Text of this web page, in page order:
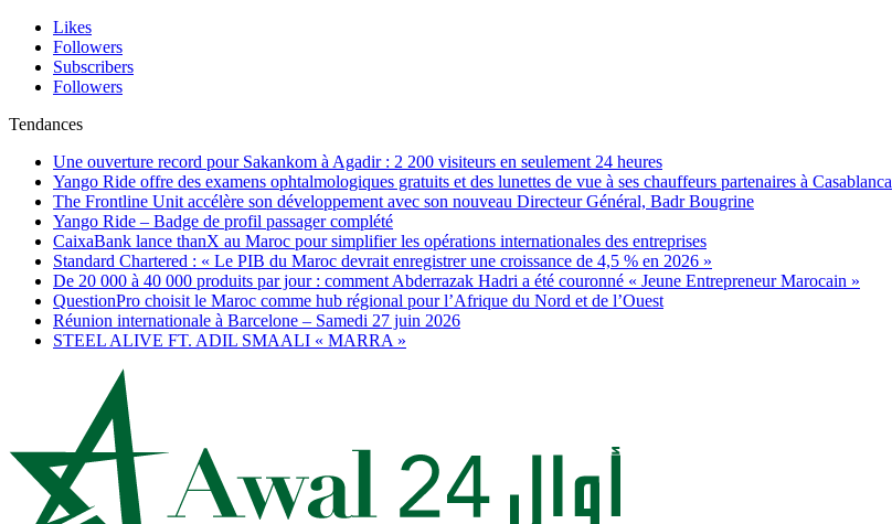
Likes
Followers
Subscribers
Followers
Tendances
Une ouverture record pour Sakankom à Agadir : 2 200 visiteurs en seulement 24 heures
Yango Ride offre des examens ophtalmologiques gratuits et des lunettes de vue à ses chauffeurs partenaires à Casablanca
The Frontline Unit accélère son développement avec son nouveau Directeur Général, Badr Bougrine
Yango Ride – Badge de profil passager complété
CaixaBank lance thanX au Maroc pour simplifier les opérations internationales des entreprises
Standard Chartered : « Le PIB du Maroc devrait enregistrer une croissance de 4,5 % en 2026 »
De 20 000 à 40 000 produits par jour : comment Abderrazak Hadri a été couronné « Jeune Entrepreneur Marocain »
QuestionPro choisit le Maroc comme hub régional pour l’Afrique du Nord et de l’Ouest
Réunion internationale à Barcelone – Samedi 27 juin 2026
STEEL ALIVE FT. ADIL SMAALI « MARRA »